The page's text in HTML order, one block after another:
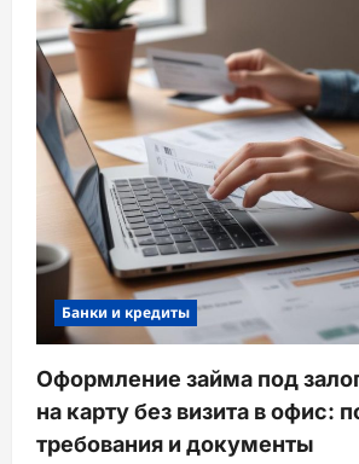
Банки и кредиты
Оформление займа под
на карту без визита в офис:
требования и документы